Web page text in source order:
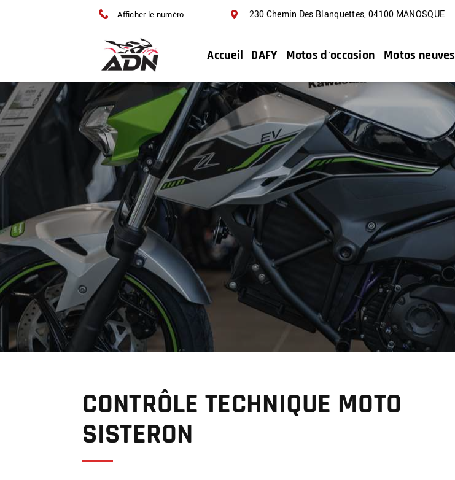
Afficher le numéro 230 Chemin Des Blanquettes, 04100 MANOSQUE
Accueil DAFY Motos d'occasion Motos neuves
CONTRÔLE TECHNIQUE MOTO
SISTERON